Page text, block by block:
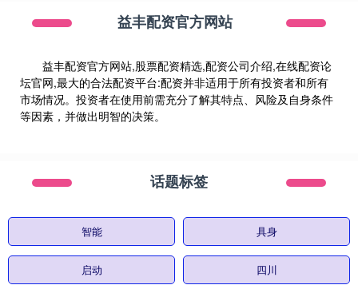
益丰配资官方网站
益丰配资官方网站,股票配资精选,配资公司介绍,在线配资论
坛官网,最大的合法配资平台:配资并非适用于所有投资者和所有
市场情况。投资者在使用前需充分了解其特点、风险及自身条件
等因素，并做出明智的决策。
话题标签
智能 具身
启动 四川